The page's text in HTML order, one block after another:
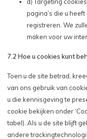
pagina’s die u
registreren. We
maken voor uw
7.2 Hoe u cookies kunt
Toen u de site betrad,
van ons gebruik van
u die kennisgeving te
cookie bekijken onder
tabel). Als u de site blijft
andere